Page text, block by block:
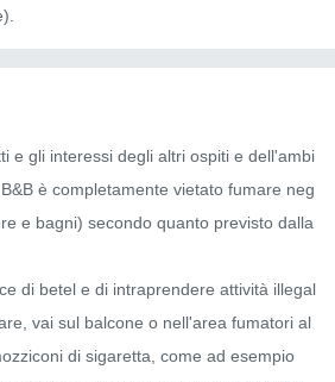
e gli interessi degli altri ospiti e dell'ambi
è completamente vietato fumare neg
e bagni) secondo quanto previsto dalla
vai sul balcone o nell'area fumatori al
di sigaretta, come ad esempio